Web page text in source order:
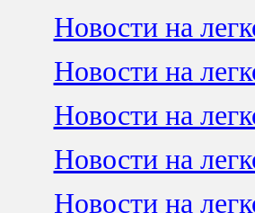
Новости на
Новости на
Новости на
Новости на
Новости на